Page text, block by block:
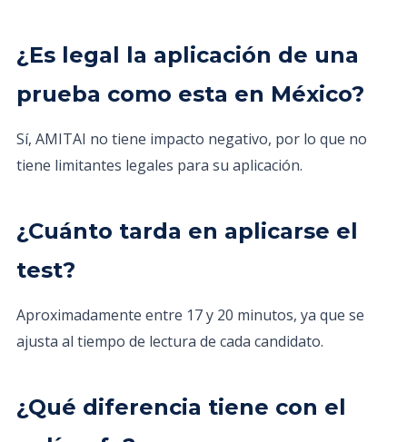
¿Es legal la aplicación de una
prueba como esta en México?
Sí, AMITAI no tiene impacto negativo, por lo que no
tiene limitantes legales para su aplicación.
¿Cuánto tarda en aplicarse el
test?
Aproximadamente entre 17 y 20 minutos, ya que se
ajusta al tiempo de lectura de cada candidato.
¿Qué diferencia tiene con el